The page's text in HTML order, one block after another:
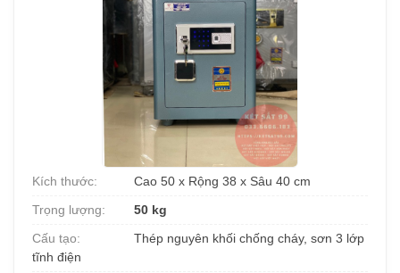
Kích thước:
Cao 50 x Rộng 38 x Sâu 40 cm
Trọng lượng:
50 kg
Cấu tạo:
Thép nguyên khối chống cháy, sơn 3 lớp
tĩnh điện